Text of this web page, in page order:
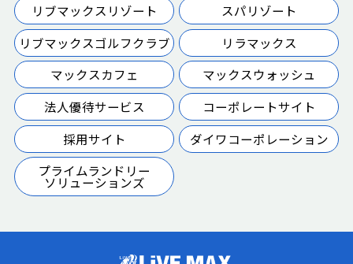
リブマックスリゾート
スパリゾート
リブマックスゴルフクラブ
リラマックス
マックスカフェ
マックスウォッシュ
法人優待サービス
コーポレートサイト
採用サイト
ダイワコーポレーション
プライムランドリー
ソリューションズ